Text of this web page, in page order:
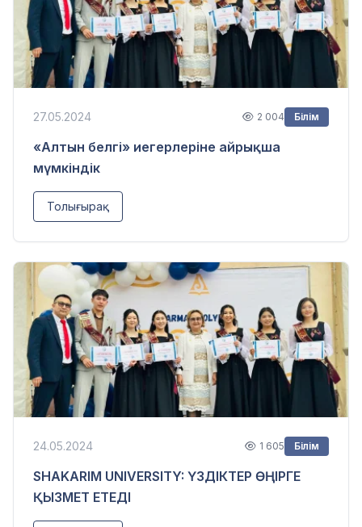
27.05.2024 2 004 Білім
«Алтын белгі» иегерлеріне айрықша
мүмкіндік
Толығырақ
24.05.2024 1 605 Білім
SHAKARIM UNIVERSITY: ҮЗДІКТЕР ӨҢІРГЕ
ҚЫЗМЕТ ЕТЕДІ